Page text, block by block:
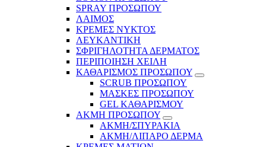
SPRAY ΠΡΟΣΩΠΟΥ
ΛΑΙΜΟΣ
ΚΡΕΜΕΣ ΝΥΚΤΟΣ
ΛΕΥΚΑΝΤΙΚΗ
ΣΦΡΙΓΗΛΟΤΗΤΑ ΔΕΡΜΑΤΟΣ
ΠΕΡΙΠΟΙΗΣΗ ΧΕΙΛΗ
ΚΑΘΑΡΙΣΜΟΣ ΠΡΟΣΩΠΟΥ
SCRUB ΠΡΟΣΩΠΟΥ
ΜΑΣΚΕΣ ΠΡΟΣΩΠΟΥ
GEL ΚΑΘΑΡΙΣΜΟΥ
ΑΚΜΗ ΠΡΟΣΩΠΟΥ
ΑΚΜΗ/ΣΠΥΡΑΚΙΑ
ΑΚΜΗ/ΛΙΠΑΡΟ ΔΕΡΜΑ